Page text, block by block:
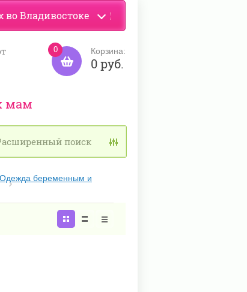
0 Корзина:
0 руб.
мам
Владивостоке
поиск
Одежда беременным и